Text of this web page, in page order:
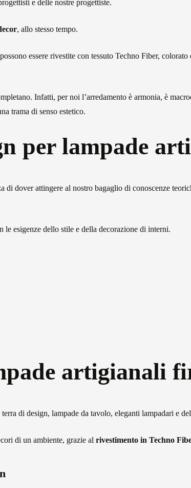
e delle nostre progettiste.
, allo stesso tempo.
possono essere rivestite con tessuto Techno Fiber, colorato
Infatti, per noi l’arredamento è armonia, è
trama di senso estetico.
per lampade
dover attingere al nostro bagaglio di conoscenze
le esigenze dello stile e della decorazione di interni.
artigianali
di design, lampade da tavolo, eleganti lampadari e
di un ambiente, grazie al rivestimento in Techno